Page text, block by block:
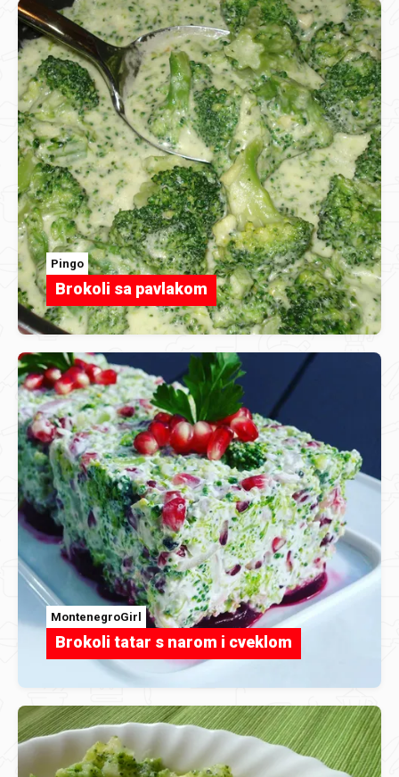
Pingo
Brokoli sa pavlakom
MontenegroGirl
Brokoli tatar s narom i cveklom